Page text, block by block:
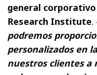
general
Research Institute.
podremos
personalizados en
nuestros clientes a